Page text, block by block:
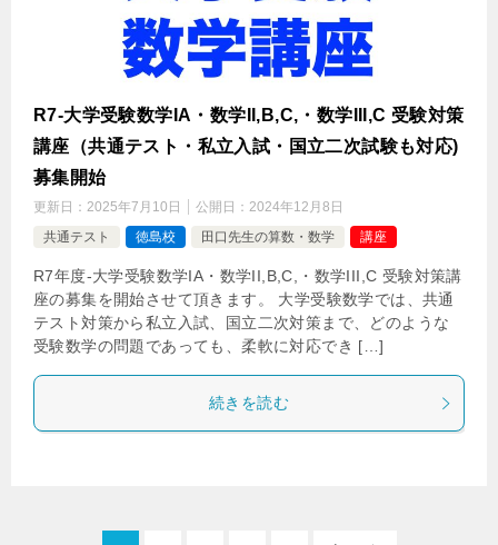
R7-大学受験数学IA・数学II,B,C,・数学III,C 受験対策
講座（共通テスト・私立入試・国立二次試験も対応)
募集開始
更新日： 2025年7月10日 公開日： 2024年12月8日
共通テスト
徳島校 田口先生の算数・数学 講座
R7年度-大学受験数学IA・数学II,B,C,・数学III,C 受験対策講
座の募集を開始させて頂きます。 大学受験数学では、共通
テスト対策から私立入試、国立二次対策まで、どのような
受験数学の問題であっても、柔軟に対応でき […]
続きを読む